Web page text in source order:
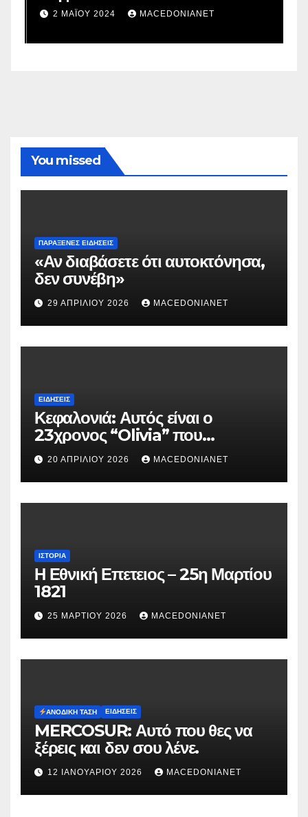
2 ΜΑΪ́ΟΥ 2024 MACEDONIANET
You missed
ΠΑΡΆΞΕΝΕΣ ΕΙΔΉΣΕΙΣ
«Αν διαβάσετε ότι αυτοκτόνησα,
δεν συνέβη»
29 ΑΠΡΙΛΊΟΥ 2026 MACEDONIANET
ΕΙΔΉΣΕΙΣ
Κεφαλονιά: Αυτός είναι ο
23χρονος “Olivia” που
κατηγορείται για τον θάνατο της
Μυρτούς
20 ΑΠΡΙΛΊΟΥ 2026 MACEDONIANET
ΙΣΤΟΡΊΑ
Η Εθνική Επετειος – 25η Μαρτίου
1821
25 ΜΑΡΤΊΟΥ 2026 MACEDONIANET
ΑΝΟΔΙΚΉ ΤΆΣΗ ΕΙΔΉΣΕΙΣ
MERCOSUR: Αυτό που θες να
ξέρεις και δεν σου λένε.
12 ΙΑΝΟΥΑΡΊΟΥ 2026 MACEDONIANET